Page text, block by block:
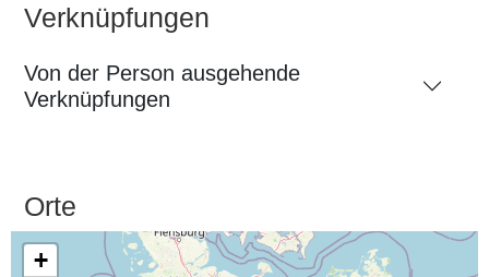
Verknüpfungen
Von der Person ausgehende
Verknüpfungen
Orte
+